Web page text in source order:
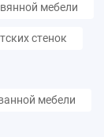
мебели
стенок
мебели